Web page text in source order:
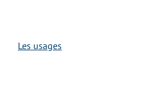
Les usages